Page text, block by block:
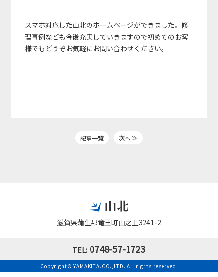
スマホ対応した山北のホームページができました。修
理事例なども今後充実していきますので初めてのお客
様でもどうぞお気軽にお問い合わせください。
記事一覧 次へ ≫
滋賀県蒲生郡竜王町山之上3241-2
0748-57-1723
Copyright© YAMAKITA.CO.,LTD. All rights reserved.